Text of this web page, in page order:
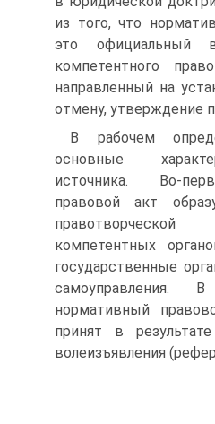
из того, что
это официальный
компетентного
направленный на
отмену, утверждение
В рабочем
основные
источника. Во-
правовой акт
компетентных
государственные
самоуправления.
нормативный
принят в
волеизъявления